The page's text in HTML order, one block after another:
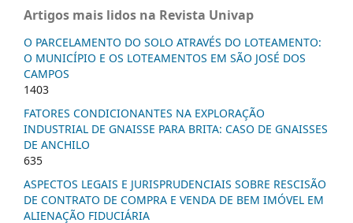
Artigos mais lidos na Revista Univap
O PARCELAMENTO DO SOLO ATRAVÉS DO LOTEAMENTO:
O MUNICÍPIO E OS LOTEAMENTOS EM SÃO JOSÉ DOS
CAMPOS
1403
FATORES CONDICIONANTES NA EXPLORAÇÃO
INDUSTRIAL DE GNAISSE PARA BRITA: CASO DE GNAISSES
DE ANCHILO
635
ASPECTOS LEGAIS E JURISPRUDENCIAIS SOBRE RESCISÃO
DE CONTRATO DE COMPRA E VENDA DE BEM IMÓVEL EM
ALIENAÇÃO FIDUCIÁRIA